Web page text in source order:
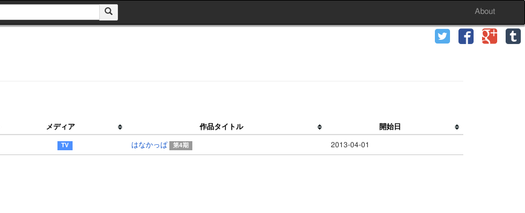
About
メディア 作品タイトル 開始日
はなかっぱ 第4期 2013-04-01